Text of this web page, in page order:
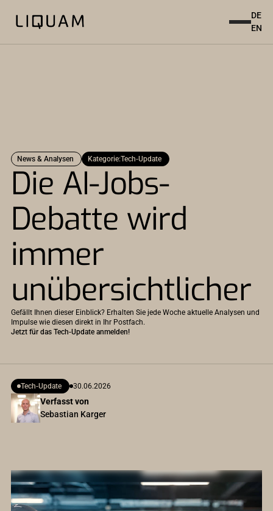
DE
EN
News & Analysen Kategorie:Tech-Update
Die AI-Jobs-
Debatte wird
immer
unübersichtlicher
Gefällt Ihnen dieser Einblick? Erhalten Sie jede Woche aktuelle Analysen und
Impulse wie diesen direkt in Ihr Postfach.
Jetzt für das Tech-Update anmelden!
Verfasst von
Sebastian Karger
Tech-Update 30.06.2026